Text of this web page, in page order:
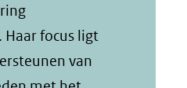
focus ligt
van